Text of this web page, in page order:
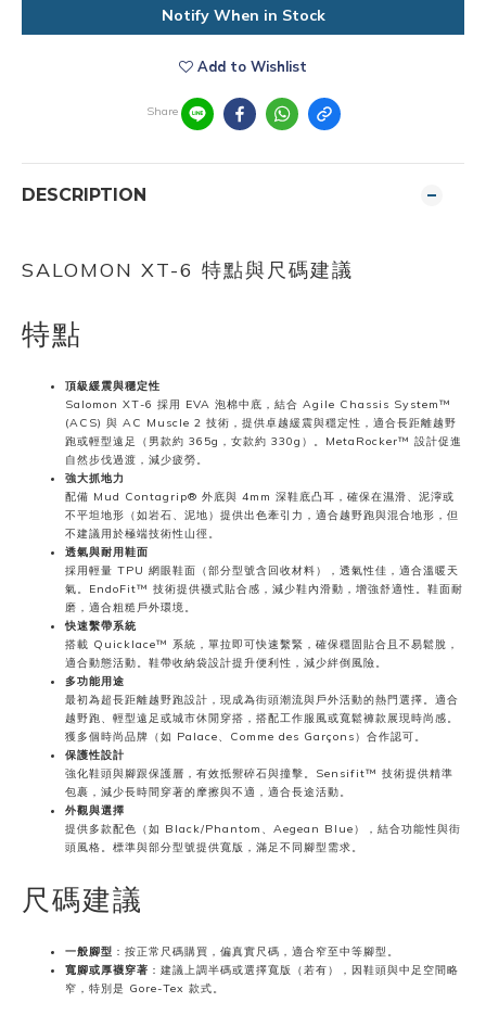
Notify When in Stock
Add to Wishlist
Share
DESCRIPTION
SALOMON XT-6 特點與尺碼建議
特點
頂級緩震與穩定性
Salomon XT-6 採用 EVA 泡棉中底，結合 Agile Chassis System™
(ACS) 與 AC Muscle 2 技術，提供卓越緩震與穩定性，適合長距離越野
跑或輕型遠足（男款約 365g，女款約 330g）。MetaRocker™ 設計促進
自然步伐過渡，減少疲勞。
強大抓地力
配備 Mud Contagrip® 外底與 4mm 深鞋底凸耳，確保在濕滑、泥濘或
不平坦地形（如岩石、泥地）提供出色牽引力，適合越野跑與混合地形，但
不建議用於極端技術性山徑。
透氣與耐用鞋面
採用輕量 TPU 網眼鞋面（部分型號含回收材料），透氣性佳，適合溫暖天
氣。EndoFit™ 技術提供襪式貼合感，減少鞋內滑動，增強舒適性。鞋面耐
磨，適合粗糙戶外環境。
快速繫帶系統
搭載 Quicklace™ 系統，單拉即可快速繫緊，確保穩固貼合且不易鬆脫，
適合動態活動。鞋帶收納袋設計提升便利性，減少絆倒風險。
多功能用途
最初為超長距離越野跑設計，現成為街頭潮流與戶外活動的熱門選擇。適合
越野跑、輕型遠足或城市休閒穿搭，搭配工作服風或寬鬆褲款展現時尚感。
獲多個時尚品牌（如 Palace、Comme des Garçons）合作認可。
保護性設計
強化鞋頭與腳跟保護層，有效抵禦碎石與撞擊。Sensifit™ 技術提供精準
包裹，減少長時間穿著的摩擦與不適，適合長途活動。
外觀與選擇
提供多款配色（如 Black/Phantom、Aegean Blue），結合功能性與街
頭風格。標準與部分型號提供寬版，滿足不同腳型需求。
尺碼建議
一般腳型 ：按正常尺碼購買，偏真實尺碼，適合窄至中等腳型。
寬腳或厚襪穿著 ：建議上調半碼或選擇寬版（若有），因鞋頭與中足空間略
窄，特別是 Gore-Tex 款式。